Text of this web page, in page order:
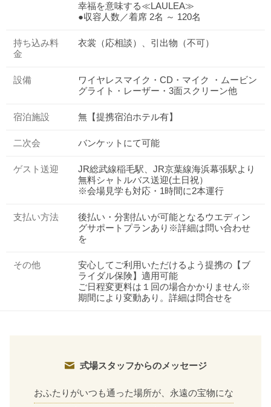
幸福を意味する≪LAULEA≫
●収容人数／着席 2名 ～ 120名
持ち込み料
金
衣裳（応相談）、引出物（不可）
設備
ワイヤレスマイク・CD・マイク ・ムービン
グライト・レーザー・3面スクリーン他
宿泊施設 無【提携宿泊ホテル有】
二次会 バンケットにて可能
ゲスト送迎
JR総武線稲毛駅、JR京葉線海浜幕張駅より
無料シャトルバス送迎(土日祝）
※会場見学も対応・1時間に2本運行
支払い方法
後払い・分割払いが可能となるウエディン
グサポートプランあり※詳細は問い合わせ
を
その他
安心してご利用いただけるよう提携の【ブ
ライダル保険】適用可能
ご日程変更料は１回の場合かかりません※
期間により変動あり。詳細は問合せを
式場スタッフからのメッセージ
おふたりがいつも通った場所が、永遠の宝物にな